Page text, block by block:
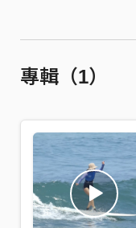
專輯（1）